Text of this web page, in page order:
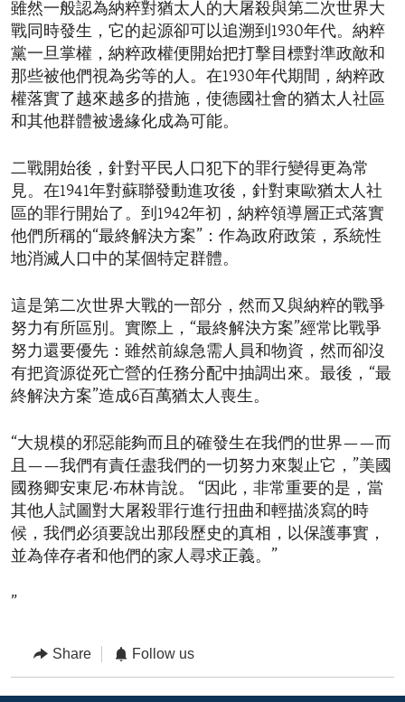
雖然一般認為納粹對猶太人的大屠殺與第二次世界大
戰同時發生，它的起源卻可以追溯到1930年代。納粹
黨一旦掌權，納粹政權便開始把打擊目標對準政敵和
那些被他們視為劣等的人。在1930年代期間，納粹政
權落實了越來越多的措施，使德國社會的猶太人社區
和其他群體被邊緣化成為可能。
二戰開始後，針對平民人口犯下的罪行變得更為常
見。在1941年對蘇聯發動進攻後，針對東歐猶太人社
區的罪行開始了。到1942年初，納粹領導層正式落實
他們所稱的“最終解決方案”：作為政府政策，系統性
地消滅人口中的某個特定群體。
這是第二次世界大戰的一部分，然而又與納粹的戰爭
努力有所區別。實際上，“最終解決方案”經常比戰爭
努力還要優先：雖然前線急需人員和物資，然而卻沒
有把資源從死亡營的任務分配中抽調出來。最後，“最
終解決方案”造成6百萬猶太人喪生。
“大規模的邪惡能夠而且的確發生在我們的世界——而
且——我們有責任盡我們的一切努力來製止它，”美國
國務卿安東尼·布林肯說。 “因此，非常重要的是，當
其他人試圖對大屠殺罪行進行扭曲和輕描淡寫的時
候，我們必須要說出那段歷史的真相，以保護事實，
並為倖存者和他們的家人尋求正義。”
”
Share Follow us